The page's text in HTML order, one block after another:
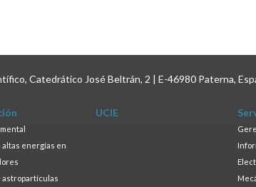
Catedrático José Beltrán, 2 | E-46980 Paterna,
altas energías en
astropartículas
UCIE